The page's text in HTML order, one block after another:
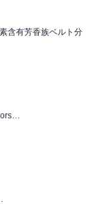
含有芳香族ベルト分